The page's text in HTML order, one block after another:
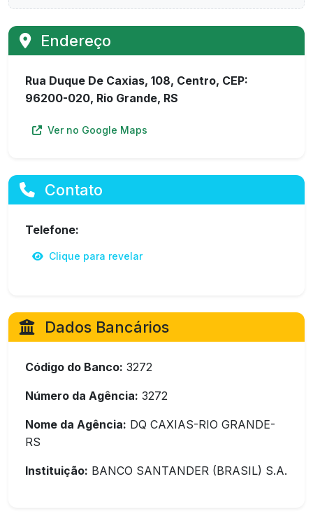
Endereço
Rua Duque De Caxias, 108, Centro, CEP:
96200-020, Rio Grande, RS
Ver no Google Maps
Contato
Telefone:
Clique para revelar
Dados Bancários
Código do Banco: 3272
Número da Agência: 3272
Nome da Agência: DQ CAXIAS-RIO GRANDE-
RS
Instituição: BANCO SANTANDER (BRASIL) S.A.